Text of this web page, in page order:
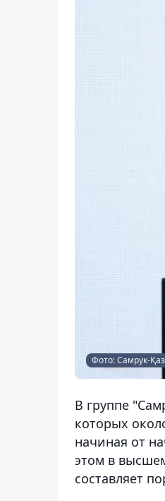
Фото: Самрук-
В группе
которых
начиная от
этом в
составляет